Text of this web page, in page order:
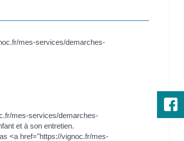
mes-services/demarches-
mes-services/demarches-
et à son entretien.
<a href="https://vignoc.fr/mes-